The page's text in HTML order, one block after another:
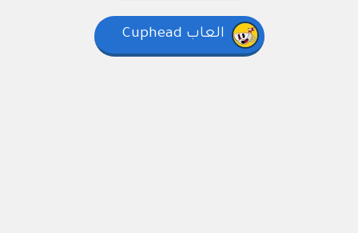
العاب Cuphead